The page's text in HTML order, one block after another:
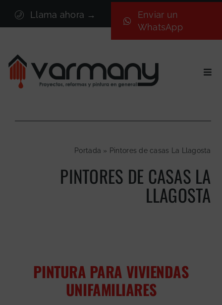
contenido
Llama ahora →
Enviar un
WhatsApp
Sectores
Portada » Pintores de casas La Llagosta
PINTORES DE CASAS LA
LLAGOSTA
PINTURA PARA VIVIENDAS
UNIFAMILIARES